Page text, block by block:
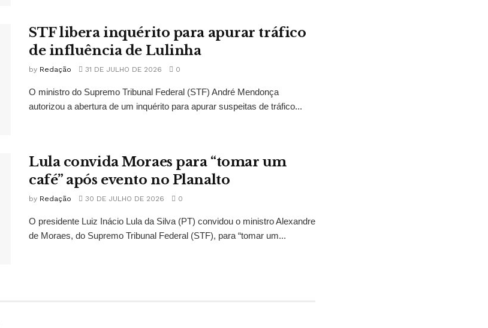
STF libera inquérito para apurar tráfico
de influência de Lulinha
by Redação 31 DE JULHO DE 2026 0
O ministro do Supremo Tribunal Federal (STF) André Mendonça
autorizou a abertura de um inquérito para apurar suspeitas de tráfico...
Lula convida Moraes para “tomar um
café” após evento no Planalto
by Redação 30 DE JULHO DE 2026 0
O presidente Luiz Inácio Lula da Silva (PT) convidou o ministro Alexandre
de Moraes, do Supremo Tribunal Federal (STF), para “tomar um...